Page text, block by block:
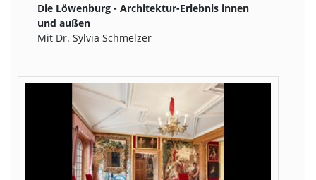
Die Löwenburg - Architektur-Erlebnis innen
und außen
Mit Dr. Sylvia Schmelzer